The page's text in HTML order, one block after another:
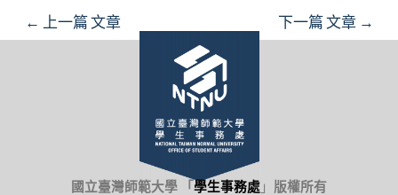
Post
navigation
← 上一篇 文章 下一篇 文章 →
國立臺灣師範大學 「 學生事務處 」 版權所有